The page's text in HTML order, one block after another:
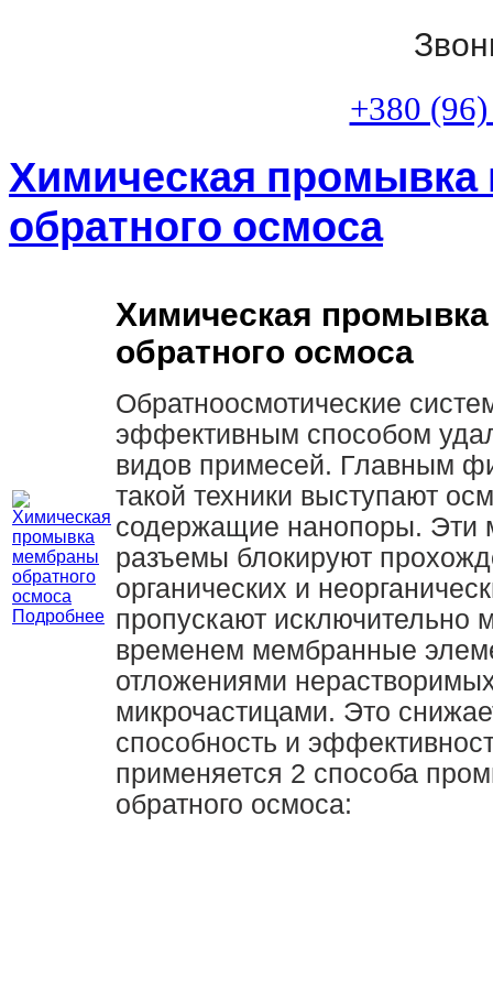
+380
Химическая
обратного осмоса
Подробнее
Химическая
обратного осмоса
Обратноосмотические
эффективным способом
видов примесей. Главным
такой техники выступают
содержащие нанопоры. Эти
разъемы блокируют
органических и
пропускают исключительно
временем мембранные
отложениями
микрочастицами. Это
способность и
применяется 2 способа
обратного осмоса: